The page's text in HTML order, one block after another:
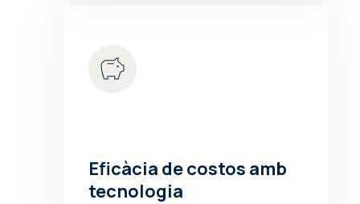
Eficàcia de costos amb
tecnologia